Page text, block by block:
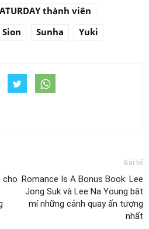
thành viên
Sion Sunha Yuki
cho
Bài kế
Romance Is A Bonus Book: Lee
Jong Suk và Lee Na Young bật
mí những cảnh quay ấn tượng
nhất